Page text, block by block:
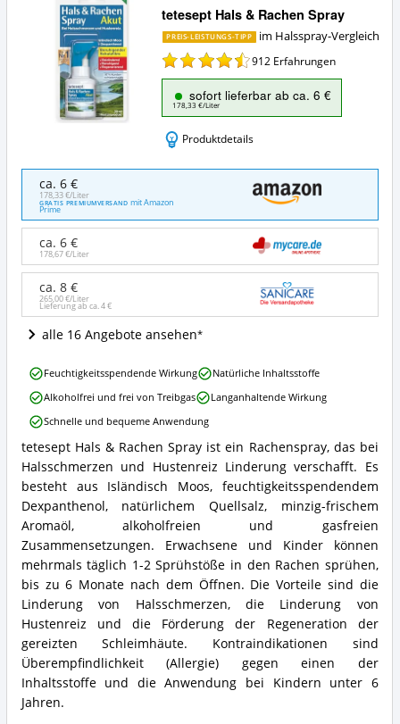
tetesept Hals & Rachen Spray
PREIS-LEISTUNGS-TIPP im Halsspray-Vergleich
912 Erfahrungen
sofort lieferbar ab ca. 6 €
178,33 €/Liter
Produktdetails
tetesept
Hals
Rachen
Spray
Angebote:
Wo
dieses
Halsspray
erhältlich?
ca. 6 €
178,33 €/Liter
GRATIS PREMIUMVERSAND mit Amazon
Prime
ca. 6 €
178,67 €/Liter
ca. 8 €
265,00 €/Liter
Lieferung ab ca.4 €
alle 16 Angebote ansehen
tetesept
Hals
&
Rachen
Spray
Zusammenfassung:
Was
bietet
dieses
Halsspray?
tetesept Hals & Rachen Spray ist ein Rachenspray, das bei
Halsschmerzen und Hustenreiz Linderung verschafft. Es
besteht aus Isländisch Moos, feuchtigkeitsspendendem
Dexpanthenol, natürlichem Quellsalz, minzig-frischem
Aromaöl, alkoholfreien und gasfreien
Zusammensetzungen. Erwachsene und Kinder können
mehrmals täglich 1-2 Sprühstöße in den Rachen sprühen,
bis zu 6 Monate nach dem Öffnen. Die Vorteile sind die
Linderung von Halsschmerzen, die Linderung von
Hustenreiz und die Förderung der Regeneration der
gereizten Schleimhäute. Kontraindikationen sind
Überempfindlichkeit (Allergie) gegen einen der
Inhaltsstoffe und die Anwendung bei Kindern unter 6
Jahren.
tetesept
Hals
Rachen
Spray
Vorteile:
Was
spricht
für
dieses
Halsspray?
Feuchtigkeitsspendende Wirkung
Natürliche Inhaltsstoffe
Alkoholfrei und frei von Treibgas
Langanhaltende Wirkung
Schnelle und bequeme Anwendung